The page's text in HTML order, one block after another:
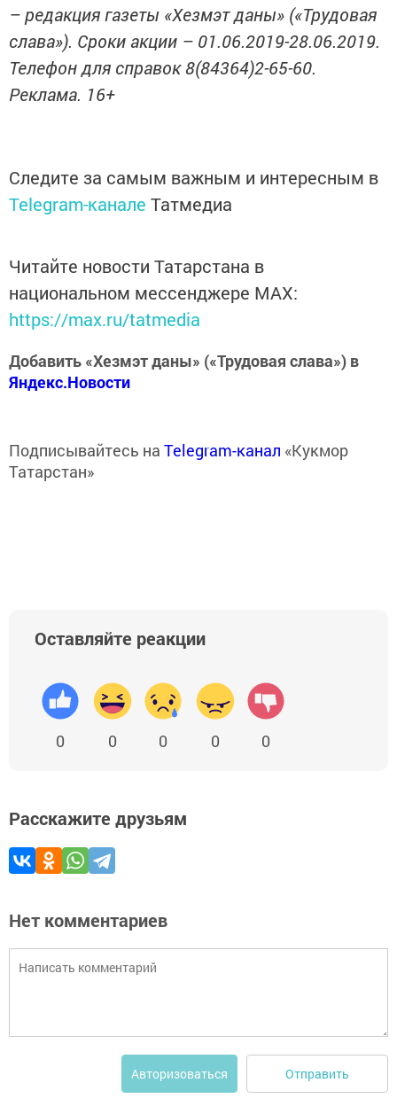
– редакция газеты «Хезмэт даны» («Трудовая
слава»). Сроки акции – 01.06.2019-28.06.2019.
Телефон для справок 8(84364)2-65-60.
Реклама. 16+
Следите за самым важным и интересным в
Telegram-канале Татмедиа
Читайте новости Татарстана в
национальном мессенджере MАХ:
https://max.ru/tatmedia
Добавить «Хезмэт даны» («Трудовая слава») в
Яндекс.Новости
Подписывайтесь на Telegram-канал «Кукмор
Татарстан»
Оставляйте реакции
0 0 0 0 0
Расскажите друзьям
Нет комментариев
Авторизоваться Отправить